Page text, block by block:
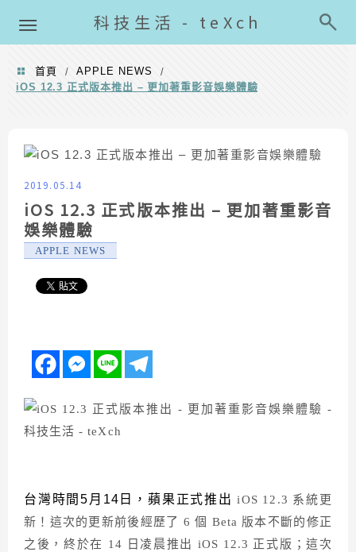
科技生活 - teXch
首頁 / APPLE NEWS
/
iOS 12.3 正式版本推出 – 更加著重影音娛樂體驗
2019.05.14
iOS 12.3 正式版本推出 – 更加著重影音
娛樂體驗
APPLE NEWS
台灣時間5月14日，蘋果正式推出iOS 12.3 系統更
新！這次的更新前後經歷了 6 個 Beta 版本不斷的修正
之後，終於在 14 日凌晨推出 iOS 12.3 正式版；這次